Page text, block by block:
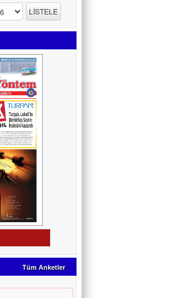
Tüm Anketler